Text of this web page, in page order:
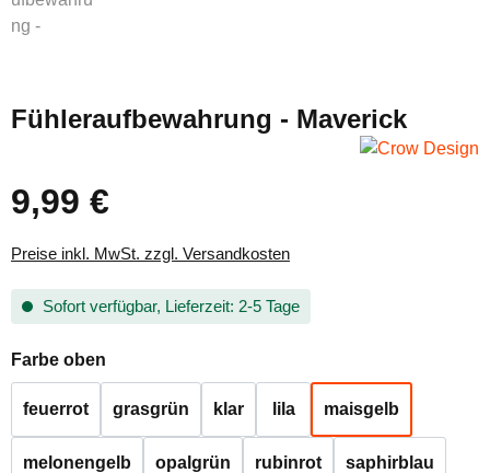
Fühleraufbewahrung - Maverick
Regulärer Preis:
9,99 €
Preise inkl. MwSt. zzgl. Versandkosten
Sofort verfügbar, Lieferzeit: 2-5 Tage
Farbe oben
feuerrot grasgrün klar lila maisgelb
melonengelb opalgrün rubinrot saphirblau